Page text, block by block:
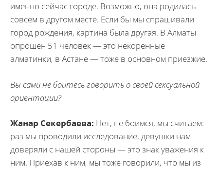
именно сейчас городе. Возможно, она родилась
совсем в другом месте. Если бы мы спрашивали
город рождения, картина была другая. В Алматы
опрошен 51 человек — это некоренные
алматинки, в Астане — тоже в основном приезжие.
Вы сами не боитесь говорить о своей сексуальной
ориентации?
Жанар Секербаева: Нет, не боимся, мы считаем:
раз мы проводили исследование, девушки нам
доверяли с нашей стороны — это знак уважения к
ним. Приехав к ним, мы тоже говорили, что мы из